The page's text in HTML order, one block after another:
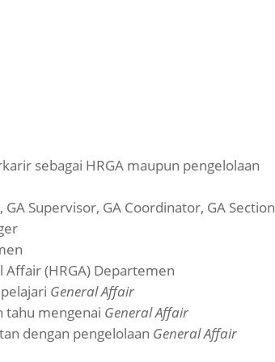
sebagai HRGA maupun pengelolaan
Supervisor, GA Coordinator, GA Section
(HRGA) Departemen
General Affair
tahu mengenai General Affair
dengan pengelolaan General Affair